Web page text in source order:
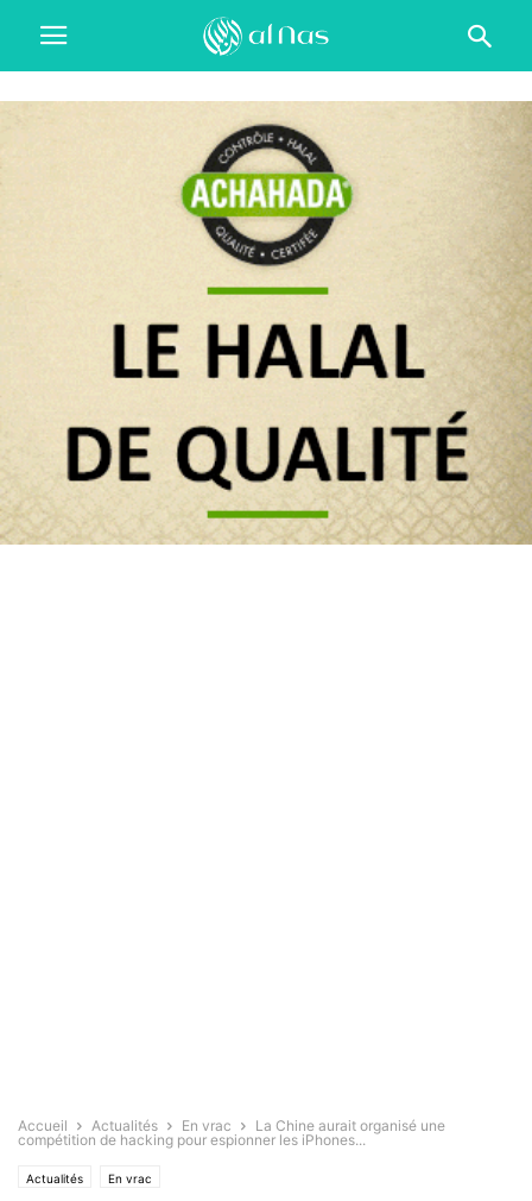
Accueil Actualités En vrac
La Chine aurait organisé une
compétition de hacking pour espionner les iPhones...
Actualités En vrac